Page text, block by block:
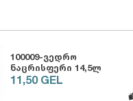
100009-ვედრო
ნაცრისფერი 14,5ლ
11,50 GEL